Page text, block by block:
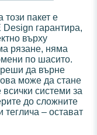
този пакет е
Design гарантира,
върху
рязане, няма
по шасито.
реши да върне
може да стане
системи за
до сложните
– остават